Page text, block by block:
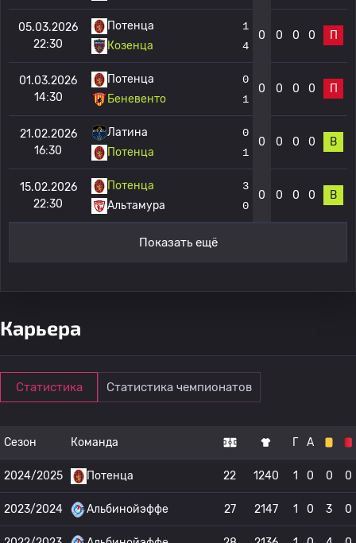
05.03.2026
22:30
Потенца
Козенца
1
4
0 0 0 0 П
01.03.2026
14:30
Потенца
Беневенто
0
1
0 0 0 0 П
21.02.2026
16:30
Латина
Потенца
0
1
0 0 0 0 В
15.02.2026
22:30
Потенца
Альтамура
3
0
0 0 0 0 В
Показать ещё
Карьера
Статистика Статистика чемпионатов
Сезон Команда Г А
2024/2025 Потенца 22 1240 1 0 0 0
2023/2024 Альбинойэффе 27 2147 1 0 3 0